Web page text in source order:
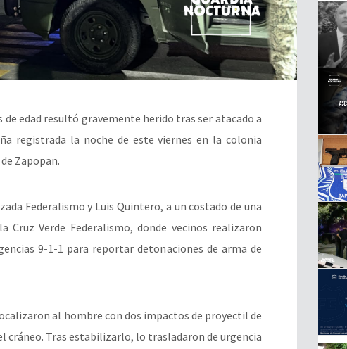
edad resultó gravemente herido tras ser atacado a
registrada la noche de este viernes en la colonia
Zapopan.
Federalismo y Luis Quintero, a un costado de una
Cruz Verde Federalismo, donde vecinos realizaron
9-1-1 para reportar detonaciones de arma de
al hombre con dos impactos de proyectil de
cráneo. Tras estabilizarlo, lo trasladaron de urgencia